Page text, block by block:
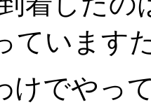
ていま
けでやっ